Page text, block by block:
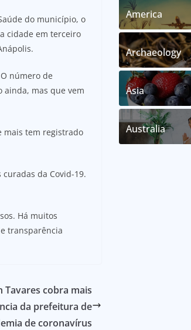
do município, o
cidade em terceiro
número de
ainda, mas que vem
mais tem registrado
da Covid-19.
Há muitos
transparência
Tavares cobra mais
da prefeitura de
de coronavírus
America
Archaeology
Asia
Australia